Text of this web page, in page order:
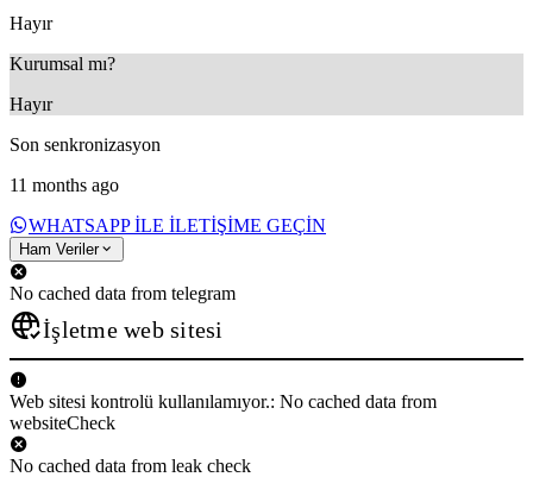
Hayır
Kurumsal mı?
Hayır
Son senkronizasyon
11 months ago
WHATSAPP ILE ILETIŞIME GEÇIN
Ham Veriler
No cached data from telegram
İşletme web sitesi
Web sitesi kontrolü kullanılamıyor.: No cached data from
websiteCheck
No cached data from leak check